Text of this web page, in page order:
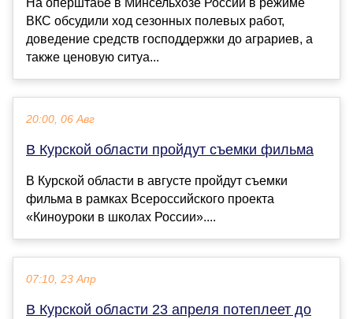
На оперштабе в Минсельхозе России в режиме
ВКС обсудили ход сезонных полевых работ,
доведение средств господдержки до аграриев, а
также ценовую ситуа...
20:00, 06 Авг
В Курской области пройдут съемки фильма
В Курской области в августе пройдут съемки
фильма в рамках Всероссийского проекта
«Киноуроки в школах России»....
07:10, 23 Апр
В Курской области 23 апреля потеплеет до